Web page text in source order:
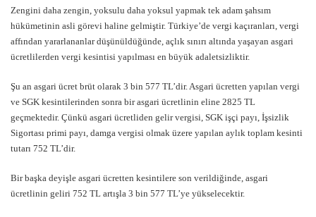
Zengini daha zengin, yoksulu daha yoksul yapmak tek adam şahsım
hükümetinin asli görevi haline gelmiştir. Türkiye’de vergi kaçıranları, vergi
affından yararlananlar düşünüldüğünde, açlık sınırı altında yaşayan asgari
ücretlilerden vergi kesintisi yapılması en büyük adaletsizliktir.
Şu an asgari ücret brüt olarak 3 bin 577 TL’dir. Asgari ücretten yapılan vergi
ve SGK kesintilerinden sonra bir asgari ücretlinin eline 2825 TL
geçmektedir. Çünkü asgari ücretliden gelir vergisi, SGK işçi payı, İşsizlik
Sigortası primi payı, damga vergisi olmak üzere yapılan aylık toplam kesinti
tutarı 752 TL’dir.
Bir başka deyişle asgari ücretten kesintilere son verildiğinde, asgari
ücretlinin geliri 752 TL artışla 3 bin 577 TL’ye yükselecektir.